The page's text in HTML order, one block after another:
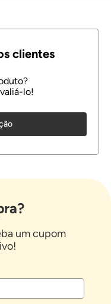
um cupom